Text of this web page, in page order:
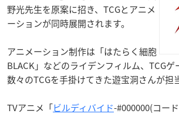
野光先生を原案に招き、TCGとアニメ
ーションが同時展開されます。
アニメーション制作は「はたらく細胞
BLACK」などのライデンフィルム、TCG
数々のTCGを手掛けてきた遊宝洞さんが担
TVアニメ「ビルディバイド-#000000(コー